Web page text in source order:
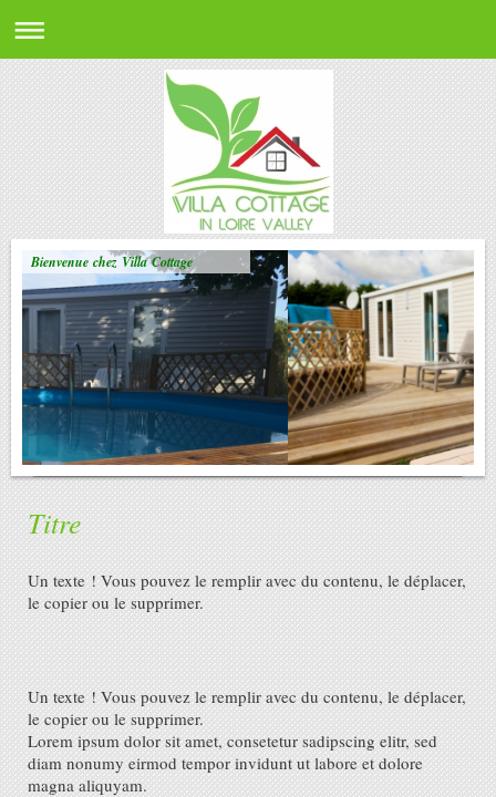
Bienvenue chez Villa Cottage
Titre
Un texte ! Vous pouvez le remplir avec du contenu, le déplacer,
le copier ou le supprimer.
Un texte ! Vous pouvez le remplir avec du contenu, le déplacer,
le copier ou le supprimer.
Lorem ipsum dolor sit amet, consetetur sadipscing elitr, sed
diam nonumy eirmod tempor invidunt ut labore et dolore
magna aliquyam.